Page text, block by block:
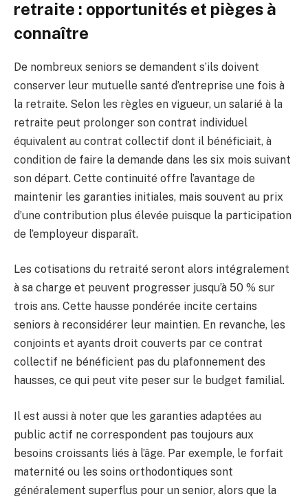
retraite : opportunités et pièges à
connaître
De nombreux seniors se demandent s’ils doivent
conserver leur mutuelle santé d’entreprise une fois à
la retraite. Selon les règles en vigueur, un salarié à la
retraite peut prolonger son contrat individuel
équivalent au contrat collectif dont il bénéficiait, à
condition de faire la demande dans les six mois suivant
son départ. Cette continuité offre l’avantage de
maintenir les garanties initiales, mais souvent au prix
d’une contribution plus élevée puisque la participation
de l’employeur disparaît.
Les cotisations du retraité seront alors intégralement
à sa charge et peuvent progresser jusqu’à 50 % sur
trois ans. Cette hausse pondérée incite certains
seniors à reconsidérer leur maintien. En revanche, les
conjoints et ayants droit couverts par ce contrat
collectif ne bénéficient pas du plafonnement des
hausses, ce qui peut vite peser sur le budget familial.
Il est aussi à noter que les garanties adaptées au
public actif ne correspondent pas toujours aux
besoins croissants liés à l’âge. Par exemple, le forfait
maternité ou les soins orthodontiques sont
généralement superflus pour un senior, alors que la